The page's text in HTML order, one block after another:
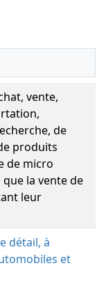
vente,
de
produits
de micro
la vente de
leur
détail, à
et